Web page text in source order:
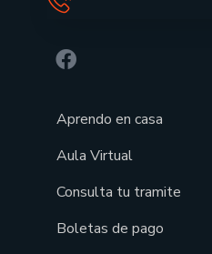
Aprendo en casa
Aula Virtual
Consulta tu tramite
Boletas de pago